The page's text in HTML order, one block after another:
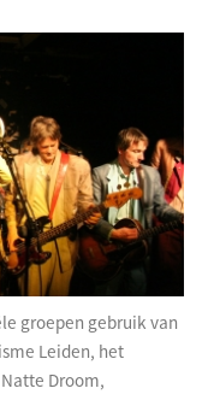
groepen gebruik van
Leiden, het
Droom,